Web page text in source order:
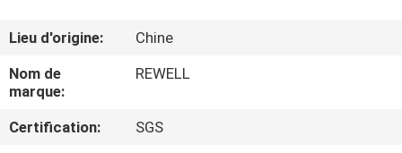
NOUS
VISITE
D'USINE
Lieu d'origine:
Chine
Nom de
marque:
REWELL
Certification:
SGS